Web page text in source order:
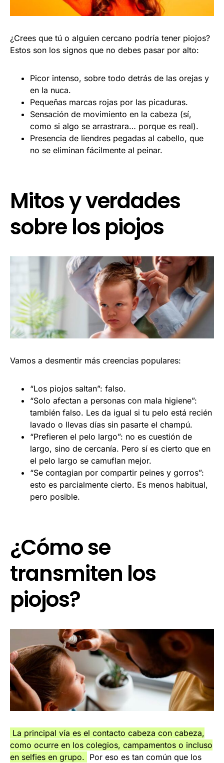
¿Crees que tú o alguien cercano podría tener piojos?
Estos son los signos que no debes pasar por alto:
Picor intenso, sobre todo detrás de las orejas y
en la nuca.
Pequeñas marcas rojas por las picaduras.
Sensación de movimiento en la cabeza (sí,
como si algo se arrastrara… porque es real).
Presencia de liendres pegadas al cabello, que
no se eliminan fácilmente al peinar.
Mitos y verdades
sobre los piojos
Vamos a desmentir más creencias populares:
“Los piojos saltan”: falso.
“Solo afectan a personas con mala higiene”:
también falso. Les da igual si tu pelo está recién
lavado o llevas días sin pasarte el champú.
“Prefieren el pelo largo”: no es cuestión de
largo, sino de cercanía. Pero sí es cierto que en
el pelo largo se camuflan mejor.
“Se contagian por compartir peines y gorros”:
esto es parcialmente cierto. Es menos habitual,
pero posible.
¿Cómo se
transmiten los
piojos?
La principal vía es el contacto cabeza con cabeza,
como ocurre en los colegios, campamentos o incluso
en selfies en grupo. Por eso es tan común que los